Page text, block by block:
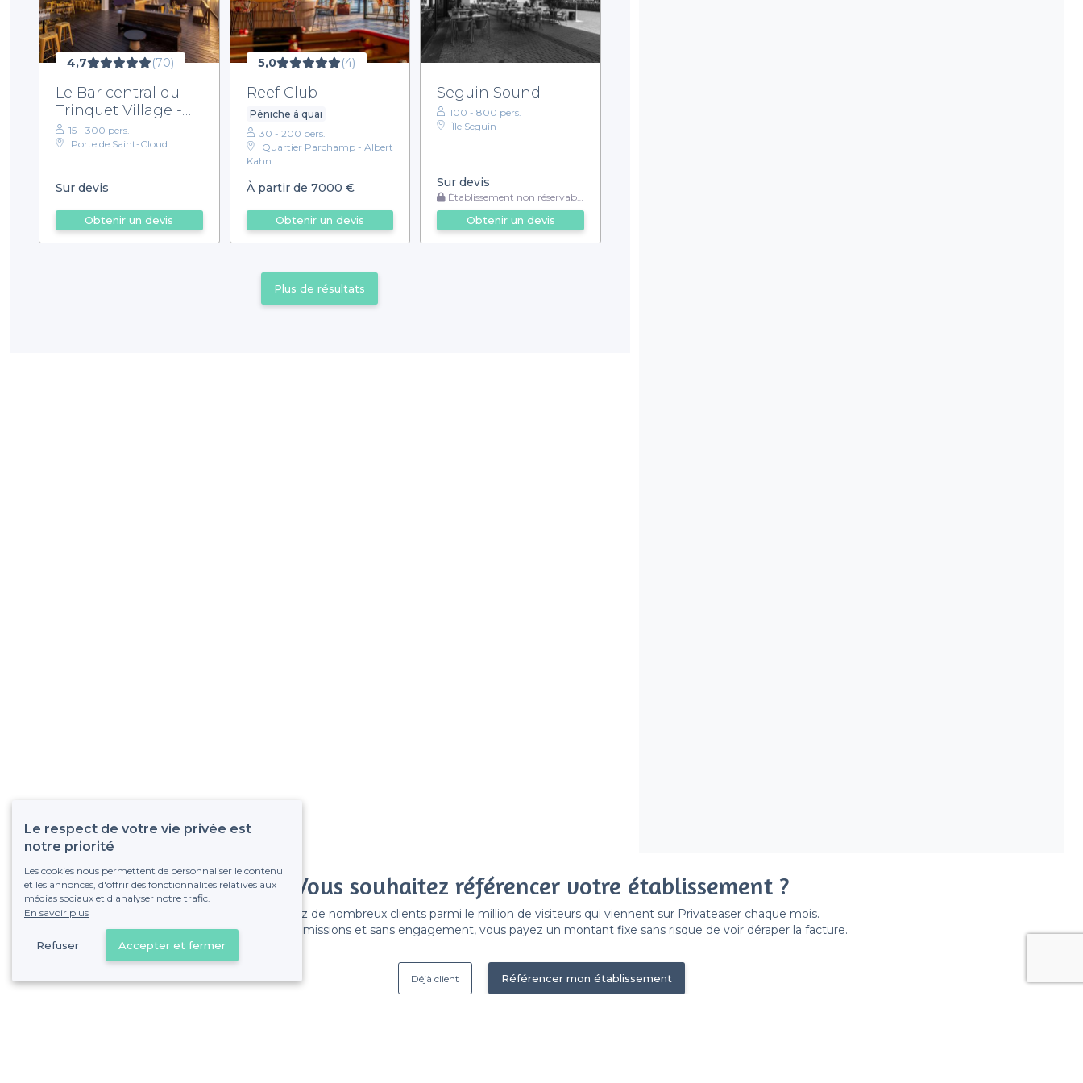
4,7 (70)
Le Bar central du
Trinquet Village -
Privatisation
15 - 300 pers.
Porte de Saint-Cloud
Sur devis
Obtenir un devis
5,0 (4)
Reef Club
Péniche à quai
30 - 200 pers.
Quartier Parchamp - Albert
Kahn
À partir de 7000 €
Obtenir un devis
Seguin Sound
100 - 800 pers.
Île Seguin
Sur devis
Établissement non réservable
Obtenir un devis
Plus de résultats
Vous souhaitez référencer votre établissement ?
Gagnez de nombreux clients parmi le million de visiteurs qui viennent sur Privateaser chaque mois.
Pas de commissions et sans engagement, vous payez un montant fixe sans risque de voir déraper la facture.
Référencer mon établissement
Déjà client
Le respect de votre vie privée est
notre priorité
Les cookies nous permettent de personnaliser le contenu
et les annonces, d'offrir des fonctionnalités relatives aux
médias sociaux et d'analyser notre trafic.
En savoir plus
Refuser Accepter et fermer